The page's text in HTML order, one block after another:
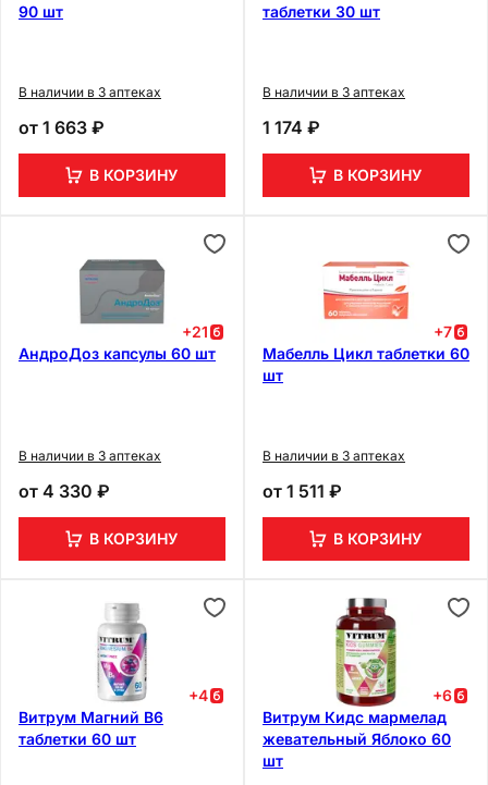
90 шт
В наличии в 3 аптеках
от 1 663 ₽
В КОРЗИНУ
таблетки 30 шт
В наличии в 3 аптеках
1 174 ₽
В КОРЗИНУ
+21
АндроДоз капсулы 60 шт
В наличии в 3 аптеках
от 4 330 ₽
В КОРЗИНУ
+7
Мабелль Цикл таблетки 60
шт
В наличии в 3 аптеках
от 1 511 ₽
В КОРЗИНУ
+4
Витрум Магний В6
таблетки 60 шт
+6
Витрум Кидс мармелад
жевательный Яблоко 60
шт